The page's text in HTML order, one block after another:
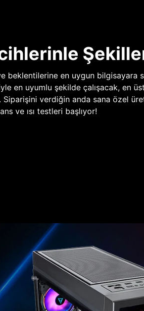
beklentilerine en uygun bilgisayara
en uyumlu şekilde çalışacak, en
Siparişini verdiğin anda sana özel
ve ısı testleri başlıyor!